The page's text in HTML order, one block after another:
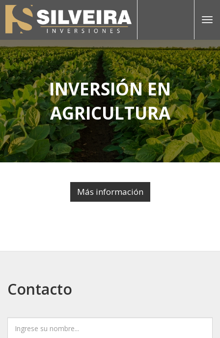
INVERSIÓN EN
AGRICULTURA
Más información
Contacto